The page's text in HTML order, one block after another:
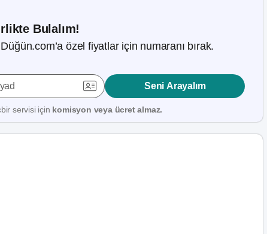
Bulalım!
özel fiyatlar için numaranı bırak.
Seni Arayalım
servisi için komisyon veya ücret almaz.